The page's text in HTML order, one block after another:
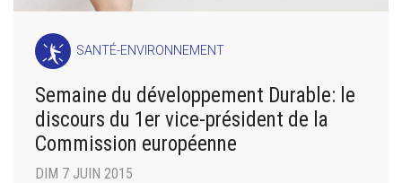
SANTÉ-ENVIRONNEMENT
Semaine du développement Durable: le
discours du 1er vice-président de la
Commission européenne
DIM 7 JUIN 2015